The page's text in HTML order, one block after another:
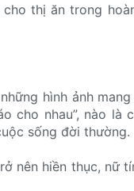
thị ăn trong
hình ảnh
cho nhau”, nào là
sống đời thường.
nên hiền thục, nữ